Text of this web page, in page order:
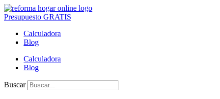
Presupuesto GRATIS
Calculadora
Blog
Calculadora
Blog
Buscar